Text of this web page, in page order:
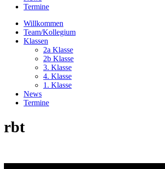
Termine
Willkommen
Team/Kollegium
Klassen
2a Klasse
2b Klasse
3. Klasse
4. Klasse
1. Klasse
News
Termine
rbt